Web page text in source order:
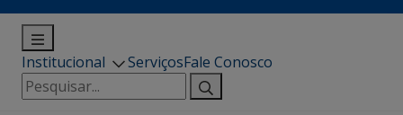
Institucional ServiçosFale Conosco
Pesquisar
por: